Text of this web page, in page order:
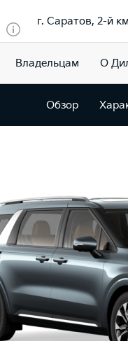
г. Саратов, 2-й
Владельцам О
Обзор